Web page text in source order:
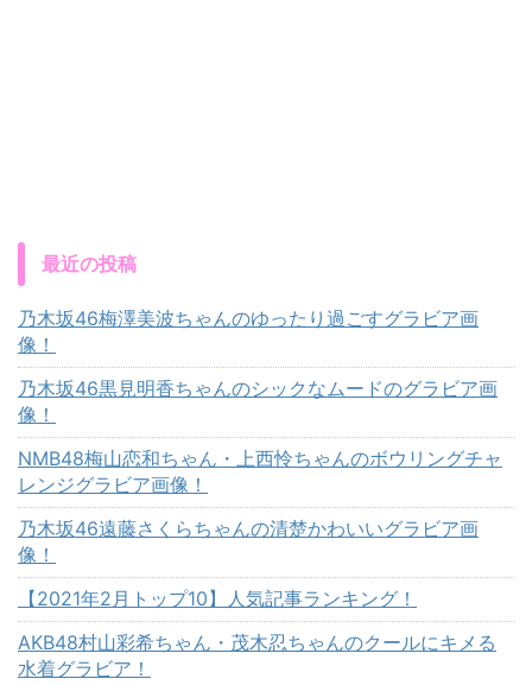
最近の投稿
乃木坂46梅澤美波ちゃんのゆったり過ごすグラビア画
像！
乃木坂46黒見明香ちゃんのシックなムードのグラビア画
像！
NMB48梅山恋和ちゃん・上西怜ちゃんのボウリングチャ
レンジグラビア画像！
乃木坂46遠藤さくらちゃんの清楚かわいいグラビア画
像！
【2021年2月トップ10】人気記事ランキング！
AKB48村山彩希ちゃん・茂木忍ちゃんのクールにキメる
水着グラビア！